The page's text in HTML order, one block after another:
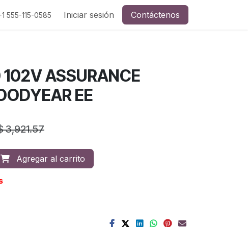
Prensa y redes sociales
555-115-0585 Iniciar sesión Contáctenos
ASSURANCE
EE
3,921.57
Agregar al carrito